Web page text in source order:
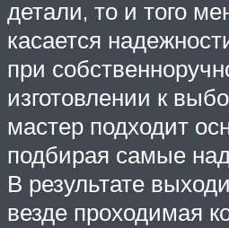
детали, то и того
касается
при
изготовлении к
мастер подходит
подбирая самые
В результате
везде проходимая